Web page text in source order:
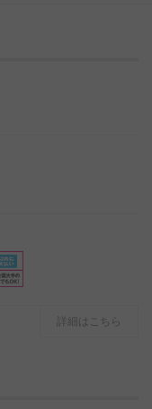
詳細はこちら